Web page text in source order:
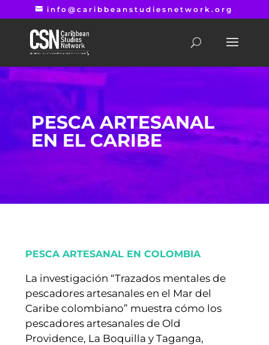
info@caribbeanstudiesnetwork.org
PESCA ARTESANAL
EN EL CARIBE
PESCA ARTESANAL EN COLOMBIA
La investigación “Trazados mentales de
pescadores artesanales en el Mar del
Caribe colombiano” muestra cómo los
pescadores artesanales de Old
Providence, La Boquilla y Taganga,